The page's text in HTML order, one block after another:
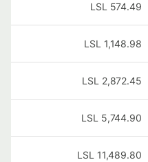
574.49
LSL
1,148.98
LSL
2,872.45
LSL
5,744.90
LSL
11,489.80
LSL